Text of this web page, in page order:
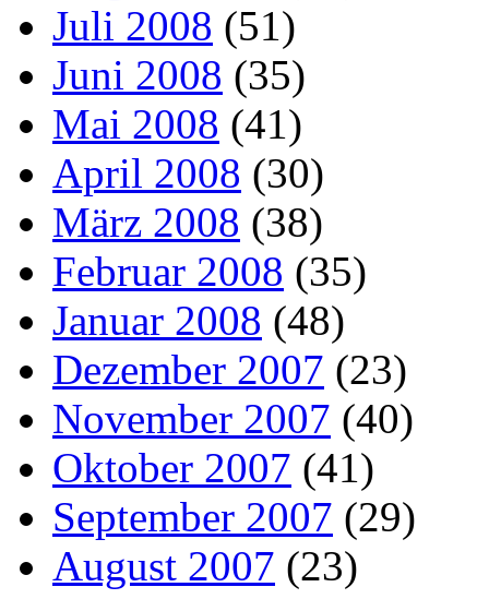
Juli 2008 (51)
Juni 2008 (35)
Mai 2008 (41)
April 2008 (30)
März 2008 (38)
Februar 2008 (35)
Januar 2008 (48)
Dezember 2007 (23)
November 2007 (40)
Oktober 2007 (41)
September 2007 (29)
August 2007 (23)